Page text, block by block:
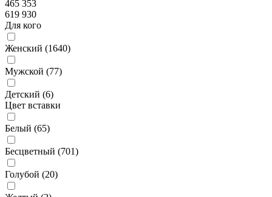
465 353
619 930
Для кого
Женский (1640)
Мужской (77)
Детский (6)
Цвет вставки
Белый (65)
Бесцветный (701)
Голубой (20)